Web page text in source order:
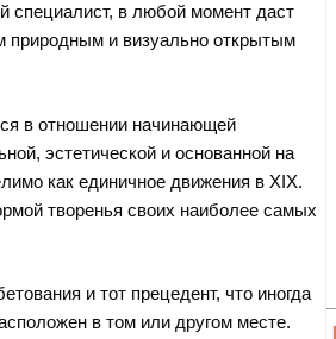
специалист, в любой момент даст
природным и визуально открытым
в отношении начинающей
эстетической и основанной на
как единичное движения в XIX.
творенья своих наиболее самых
и тот прецедент, что иногда
в том или другом месте.